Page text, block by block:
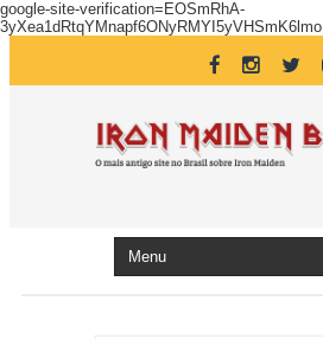
google-site-verification=EOSmRhA-
3yXea1dRtqYMnapf6ONyRMYI5yVHSmK6lmo